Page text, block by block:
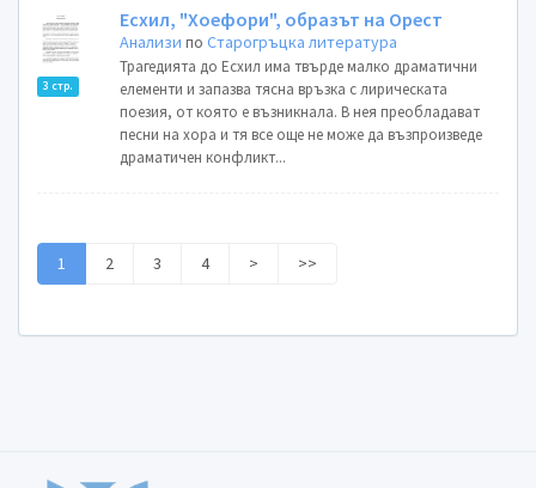
3 стр.
Eсхил, "Хоефори", образът на Орест
Анализи поСтарогръцка литература
Трагедията до Есхил има твърде малко драматични
елементи и запазва тясна връзка с лирическата
поезия, от която е възникнала. В нея преобладават
песни на хора и тя все още не може да възпроизведе
драматичен конфликт...
1 2 3 4 > >>